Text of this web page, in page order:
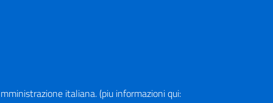
italiana. (piu informazioni qui: